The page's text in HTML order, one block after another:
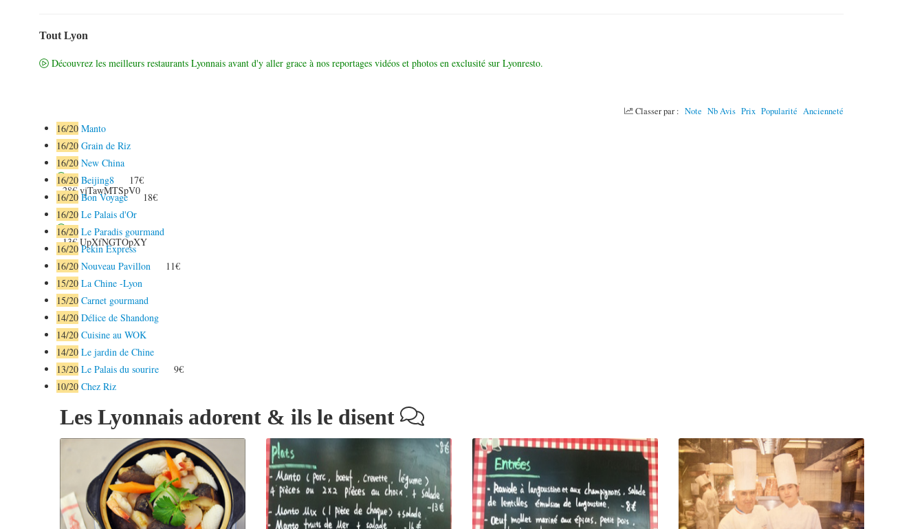
Tout Lyon
Découvrez les meilleurs restaurants Lyonnais avant d'y aller grace à nos reportages vidéos et photos en exclusité sur Lyonresto.
Classer par : Note Nb Avis Prix Popularité Ancienneté
16/20 Manto
16/20 Grain de Riz
16/20 New China
28€vjTawMTSpV0
16/20 Beijing8
17€
16/20 Bon Voyage
18€
16/20 Le Palais d'Or
13€UpXfNGTOpXY
16/20 Le Paradis gourmand
16/20 Pekin Express
16/20 Nouveau Pavillon
11€
15/20 La Chine -Lyon
15/20 Carnet gourmand
14/20 Délice de Shandong
14/20 Cuisine au WOK
14/20 Le jardin de Chine
13/20 Le Palais du sourire
9€
10/20 Chez Riz
Les Lyonnais adorent & ils le disent